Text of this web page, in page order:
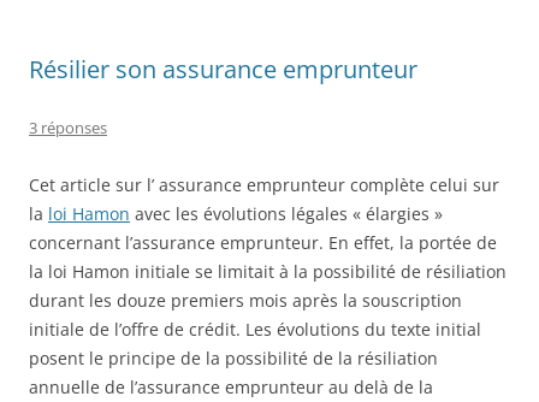
Résilier son assurance emprunteur
3 réponses
Cet article sur l’ assurance emprunteur complète celui sur
la loi Hamon avec les évolutions légales « élargies »
concernant l’assurance emprunteur. En effet, la portée de
la loi Hamon initiale se limitait à la possibilité de résiliation
durant les douze premiers mois après la souscription
initiale de l’offre de crédit. Les évolutions du texte initial
posent le principe de la possibilité de la résiliation
annuelle de l’assurance emprunteur au delà de la